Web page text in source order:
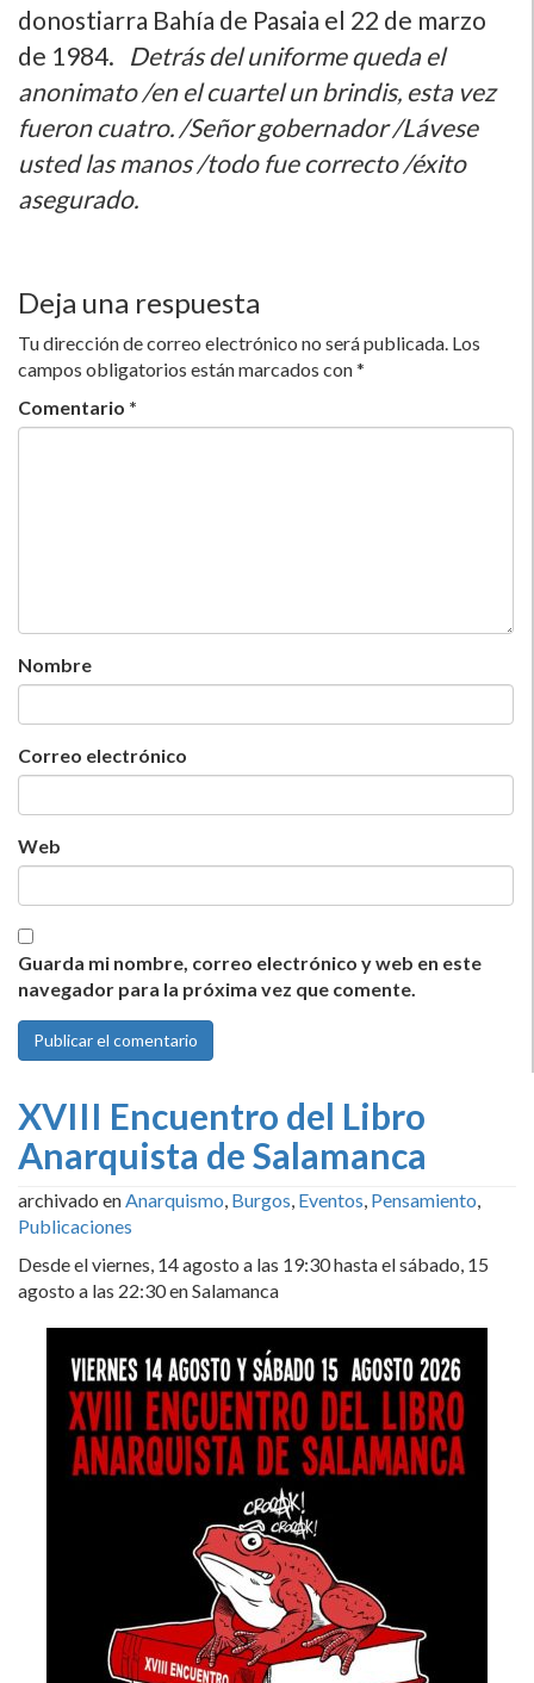
donostiarra Bahí­a de Pasaia el 22 de marzo
de 1984. Detrás del uniforme queda el
anonimato /en el cuartel un brindis, esta vez
fueron cuatro. /Señor gobernador /Lávese
usted las manos /todo fue correcto /éxito
asegurado.
Deja una respuesta
Tu dirección de correo electrónico no será publicada. Los
campos obligatorios están marcados con*
Comentario *
Nombre
Correo electrónico
Web
Guarda mi nombre, correo electrónico y web en este
navegador para la próxima vez que comente.
XVIII Encuentro del Libro
Anarquista de Salamanca
archivado en Anarquismo Burgos Eventos Pensamiento
Publicaciones
Desde el viernes, 14 agosto a las 19:30 hasta el sábado, 15
agosto a las 22:30 en Salamanca